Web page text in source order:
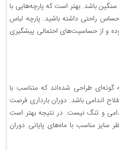
باشد. بهتر است که پارچه‌هایی با
راحتی داشته باشید. پارچه‌ لباس
و از حساسیت‌های احتمالی پیشگیری
گونه‌ای طراحی شده‌اند که متناسب با
اندامی باشد. دوران بارداری فرصت
و تنگ نیست. در نتیجه بهتر است
سایز مناسب با ماه‌های پایانی دوران